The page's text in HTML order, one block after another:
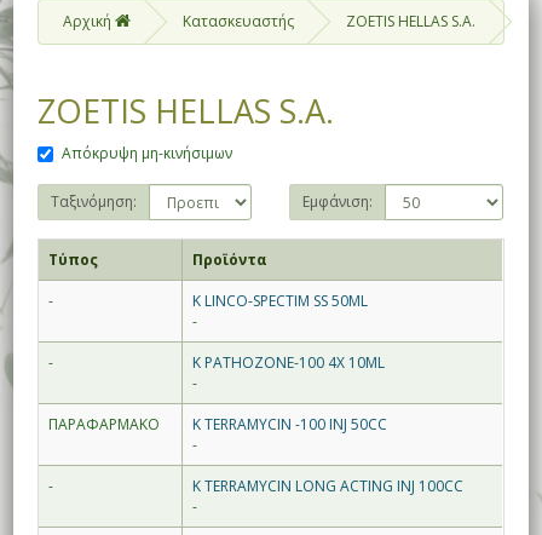
Αρχική Κατασκευαστής ZOETIS HELLAS S.A.
ZOETIS HELLAS S.A.
Απόκρυψη μη-κινήσιμων
Ταξινόμηση: Εμφάνιση:
Τύπος
Προϊόντα
-
K LINCO-SPECTIM SS 50ML
-
-
K PATHOZONE-100 4X 10ML
-
ΠΑΡΑΦΑΡΜΑΚΟ
K TERRAMYCIN -100 INJ 50CC
-
-
K TERRAMYCIN LONG ACTING INJ 100CC
-